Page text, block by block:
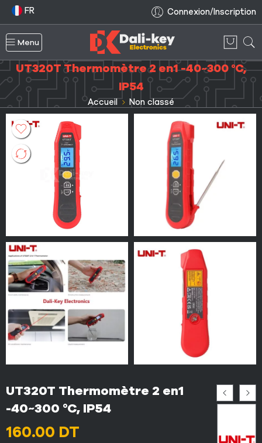
FR Connexion/Inscription
Menu
UT320T Thermomètre 2 en1 -40~300 °C,
IP54
Accueil Non classé
UT320T Thermomètre 2 en1
-40~300 °C, IP54
160.00 DT